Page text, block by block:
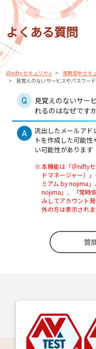
よくある質問
@nifty セキュリティ 常時安全セキ
見覚えのないサービスやパスワー
見覚えのないサー
れるのはなぜです
流出したメールアド
トを作成した可能
い可能性があります
※本機能は「＠nifty
ドマネージャー）
ミアム by nojima
nojima」、「常時
みしてアカウント
外の方は表示されま
質